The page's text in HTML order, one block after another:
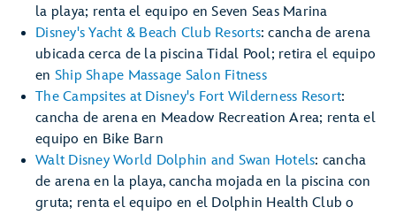
la playa; renta el equipo en Seven Seas Marina
Disney's Yacht & Beach Club Resorts: cancha de arena
ubicada cerca de la piscina Tidal Pool; retira el equipo
en Ship Shape Massage Salon Fitness
The Campsites at Disney's Fort Wilderness Resort:
cancha de arena en Meadow Recreation Area; renta el
equipo en Bike Barn
Walt Disney World Dolphin and Swan Hotels: cancha
de arena en la playa, cancha mojada en la piscina con
gruta; renta el equipo en el Dolphin Health Club o